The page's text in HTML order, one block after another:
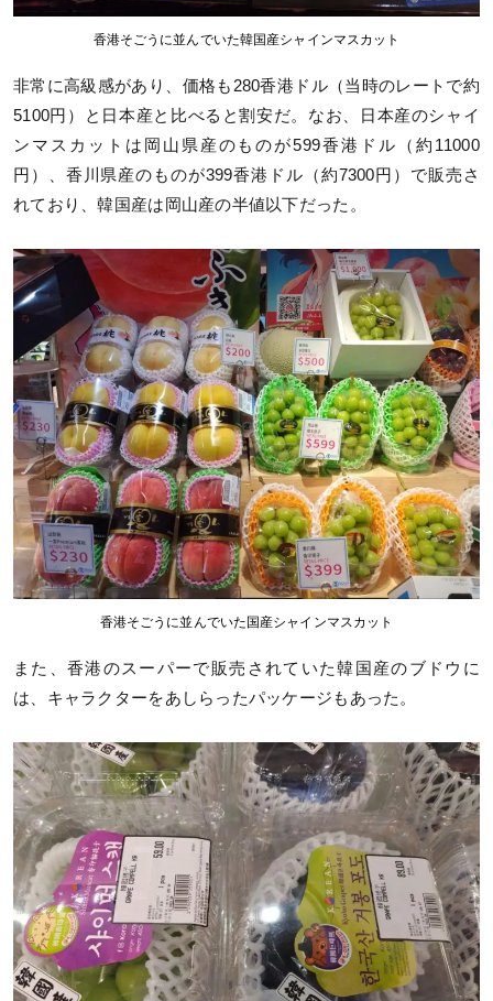
香港そごうに並んでいた韓国産シャインマスカット
非常に高級感があり、価格も280香港ドル（当時のレートで約
5100円）と日本産と比べると割安だ。なお、日本産のシャイ
ンマスカットは岡山県産のものが599香港ドル（約11000
円）、香川県産のものが399香港ドル（約7300円）で販売さ
れており、韓国産は岡山産の半値以下だった。
香港そごうに並んでいた国産シャインマスカット
また、香港のスーパーで販売されていた韓国産のブドウに
は、キャラクターをあしらったパッケージもあった。